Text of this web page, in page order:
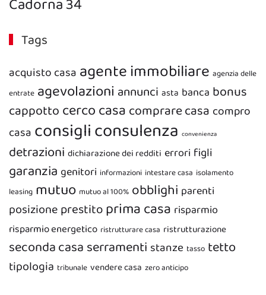
Tags
acquisto casa agente immobiliare agenzia delle
entrate agevolazioni annunci asta banca bonus
cappottocerco casacomprare casa compro
casa consigliconsulenza convenienza
detrazioni dichiarazione dei redditi errori figli
garanzia genitori informazioni intestare casa isolamento
leasing mutuo mutuo al 100% obblighi parenti
posizioneprestitoprima casa risparmio
risparmio energetico ristrutturare casa ristrutturazione
seconda casaserramenti stanze tasso tetto
tipologia tribunale vendere casa zero anticipo